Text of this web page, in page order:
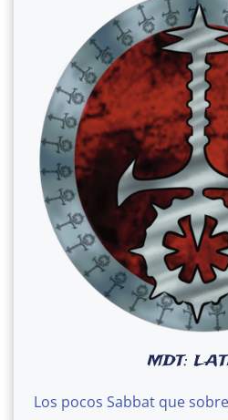
MDT:
Los pocos Sabbat que